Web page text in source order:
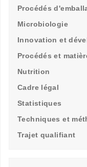
Procédés
Microbiologie
Innovation et
Procédés et
Nutrition
Cadre légal
Statistiques
Techniques et
Trajet qualifiant